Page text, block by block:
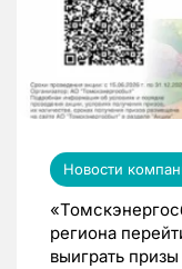
Новости
региона
выиграть призы